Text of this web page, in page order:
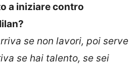
a iniziare contro
se non lavori, poi serve
se hai talento, se sei